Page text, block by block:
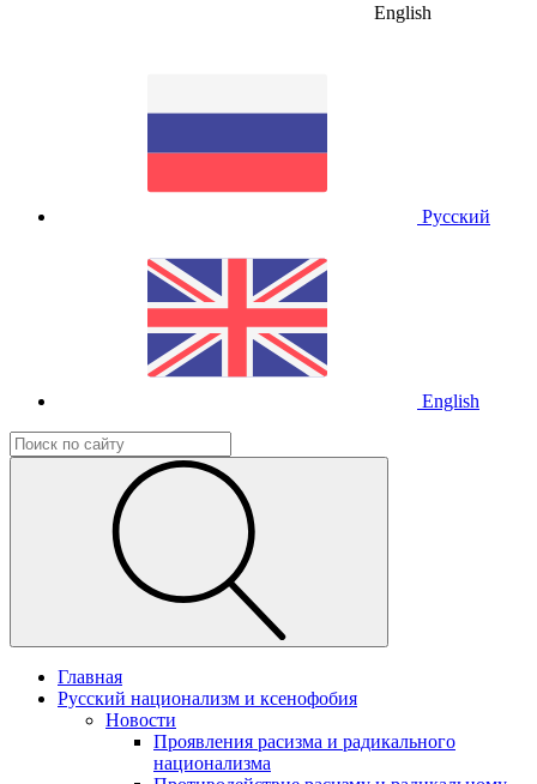
English
Русский
English
Главная
Русский национализм и ксенофобия
Новости
Проявления расизма и радикального
национализма